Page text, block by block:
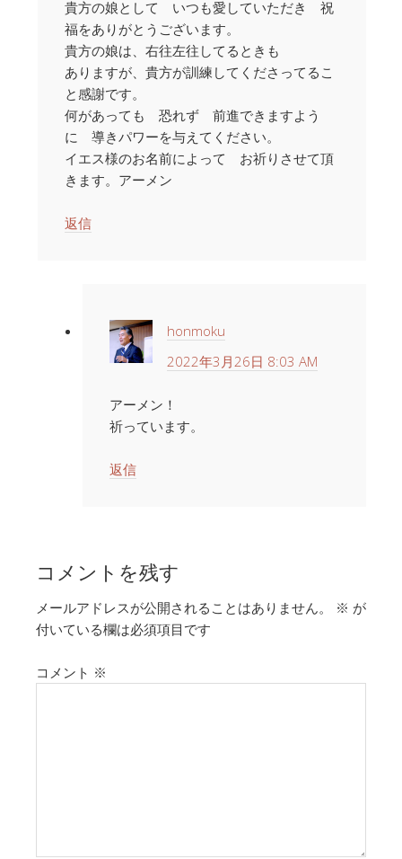
貴方の娘として いつも愛していただき 祝
福をありがとうございます。
貴方の娘は、右往左往してるときも
ありますが、貴方が訓練してくださってるこ
と感謝です。
何があっても 恐れず 前進できますよう
に 導きパワーを与えてください。
イエス様のお名前によって お祈りさせて頂
きます。アーメン
返信
honmoku
2022年3月26日 8:03 AM
アーメン！
祈っています。
返信
コメントを残す
メールアドレスが公開されることはありません。 ※ が
付いている欄は必須項目です
コメント ※